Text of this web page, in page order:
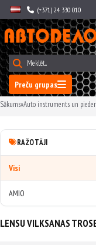
(+371) 24 330 010
Preču grupas
Sākums»Auto instruments un
RAŽOTĀJI
Visi
AMIO
LENSU VILKSANAS